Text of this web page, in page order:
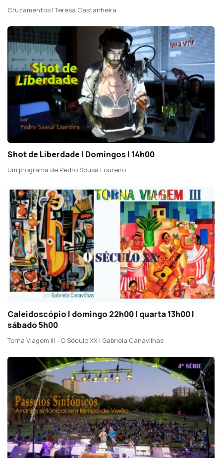
Cruzamentos | Teresa Castanheira
Shot de Liberdade | Domingos | 14h00
Um programa de Pedro Sousa Loureiro
Caleidoscópio | domingo 22h00 | quarta 13h00 |
sábado 5h00
Torna Viagem III - O Século XX | Gabriela Canavilhas